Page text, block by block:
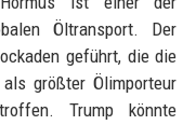
Öltransport. Der
geführt, die die
größter Ölimporteur
Trump könnte